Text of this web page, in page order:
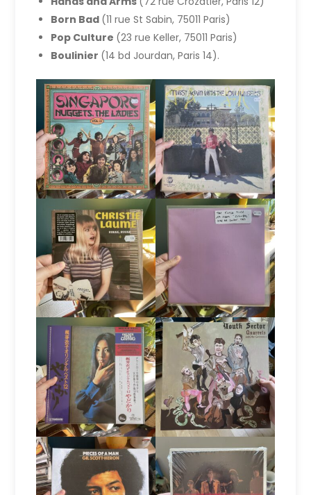
Born Bad (11 rue St Sabin, 75011 Paris)
Pop Culture (23 rue Keller, 75011 Paris)
Boulinier (14 bd Jourdan, Paris 14).